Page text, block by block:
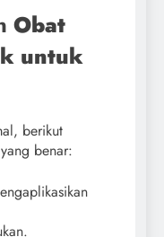
Obat
untuk
berikut
benar: